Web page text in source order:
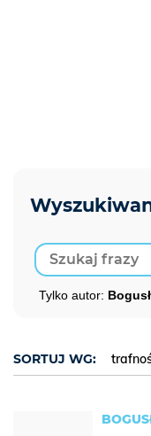
Tylko autor:
SORTUJ WG: